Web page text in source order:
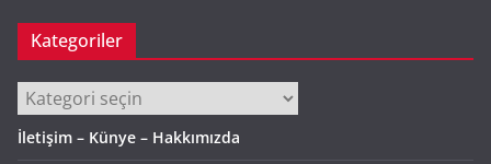
Kategoriler
Kategoriler
İletişim – Künye – Hakkımızda